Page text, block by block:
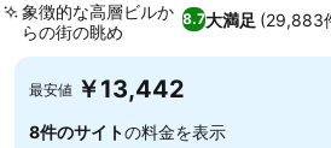
8.7大満足 (29,883
象徴的な高層ビルか
らの街の眺め
最安値 ￥13,442
8件のサイトの料金を表示